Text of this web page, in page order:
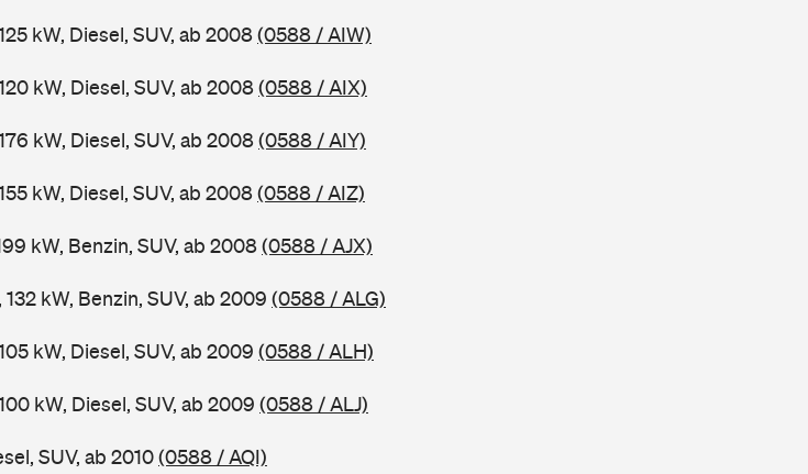
kW, Diesel, SUV, ab 2008(0588 / AIW)
kW, Diesel, SUV, ab 2008(0588 / AIX)
kW, Diesel, SUV, ab 2008(0588 / AIY)
kW, Diesel, SUV, ab 2008(0588 / AIZ)
kW, Benzin, SUV, ab 2008(0588 / AJX)
kW, Benzin, SUV, ab 2009 (0588 / ALG)
kW, Diesel, SUV, ab 2009 (0588 / ALH)
kW, Diesel, SUV, ab 2009 (0588 / ALJ)
SUV, ab 2010(0588 / AQI)